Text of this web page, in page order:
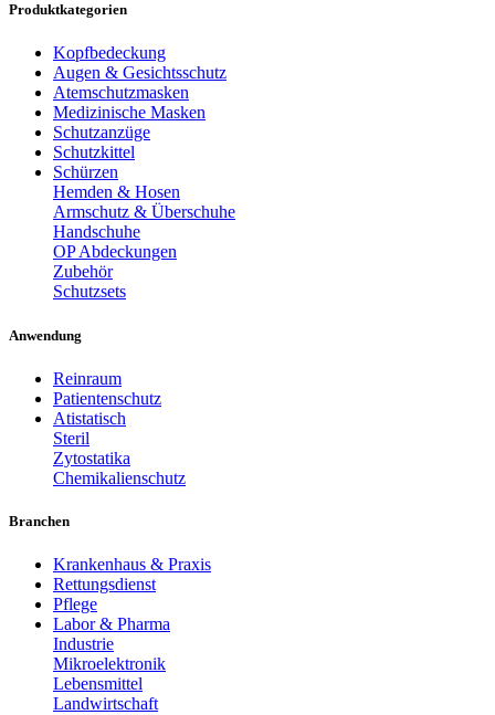
Produktkategorien
Kopfbedeckung
Augen & Gesichtsschutz
Atemschutzmasken
Medizinische Masken
Schutzanzüge
Schutzkittel
Schürzen
Hemden & Hosen
Armschutz & Überschuhe
Handschuhe
OP Abdeckungen
Zubehör
Schutzsets
Anwendung
Reinraum
Patientenschutz
Atistatisch
Steril
Zytostatika
Chemikalienschutz
Branchen
Krankenhaus & Praxis
Rettungsdienst
Pflege
Labor & Pharma
Industrie
Mikroelektronik
Lebensmittel
Landwirtschaft